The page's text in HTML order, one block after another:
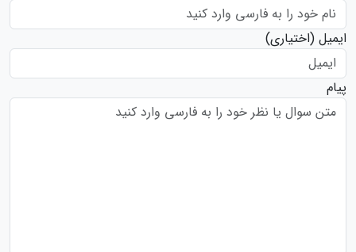
ایمیل (اختیاری)
پیام